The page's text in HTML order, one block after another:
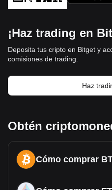
¡Haz trading en
Deposita tus cripto en Bitget y
comisiones de trading.
Haz
Obtén
Cómo comprar